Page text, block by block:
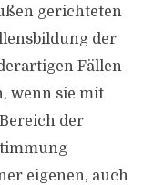
gerichteten
der
Fällen
wenn sie mit
der
eigenen, auch